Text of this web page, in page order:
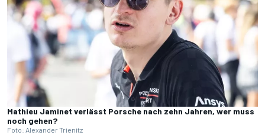
Mathieu Jaminet verlässt Porsche nach zehn Jahren, wer muss
noch gehen?
Foto: Alexander Trienitz